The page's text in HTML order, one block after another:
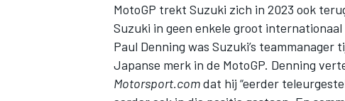
MotoGP trekt Suzuki zich in 2023 ook
Suzuki in geen enkele groot
Paul Denning was Suzuki’s
Japanse merk in de MotoGP. Denning
Motorsport.comdat hij “eerder